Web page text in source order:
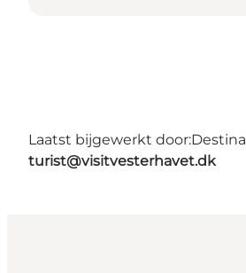
Laatst bijgewerkt door:
turist@visitvesterhavet.dk